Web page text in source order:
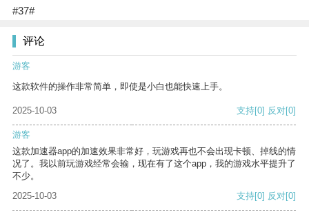
#37#
评论
游客
这款软件的操作非常简单，即使是小白也能快速上手。
2025-10-03 支持[0] 反对[0]
游客
这款加速器app的加速效果非常好，玩游戏再也不会出现卡顿、掉线的情
况了。我以前玩游戏经常会输，现在有了这个app，我的游戏水平提升了
不少。
2025-10-03
支持[0] 反对[0]